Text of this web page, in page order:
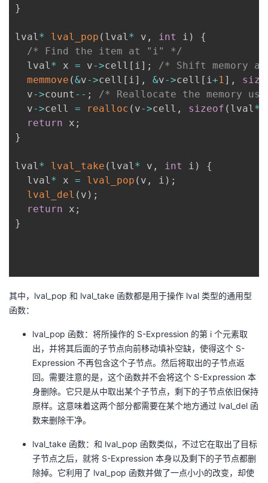
}
lval* lval_pop ( lval* v , int i )
{
/* Find the item at "i" */
  lval
* x = v->cell [ i] ;
/* Shift memory
memmove (&v->cell [ i] , &v->cell [ i+1] ,
  v
->count -- ;
/* Reallocate the memory
  v
->cell = realloc ( v->cell , sizeof ( lval*
return x ;
}
lval* lval_take ( lval* v , int i )
{
  lval
* x = lval_pop ( v , i ) ;
lval_del ( v ) ;
return x ;
}
其中，lval_pop 和 lval_take 函数都是用于操作 lval 类型的通用型
函数：
lval_pop 函数：将所操作的 S-Expression 的第 i 个元素取
出，并将其后面的子节点向前移动填补空缺，使得这个 S-
Expression 不再包含这个子节点。然后将取出的子节点返
回。需要注意的是，这个函数并不会将这个 S-Expression 本
身删除。它只是从中取出某个子节点，剩下的子节点依旧保持
原样。这意味着这两个部分都需要在某个地方通过 lval_del 函
数来删除干净。
lval_take 函数：和 lval_pop 函数类似，不过它在取出了目标
子节点之后，就将 S-Expression 本身以及剩下的子节点都删
除掉。它利用了 lval_pop 函数并做了一点小小的改变，却使